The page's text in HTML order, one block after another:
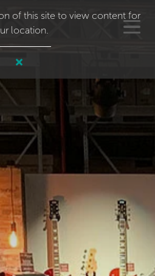
of this site to view content for
location.